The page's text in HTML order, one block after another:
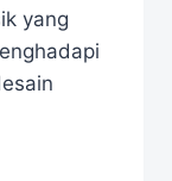
yang